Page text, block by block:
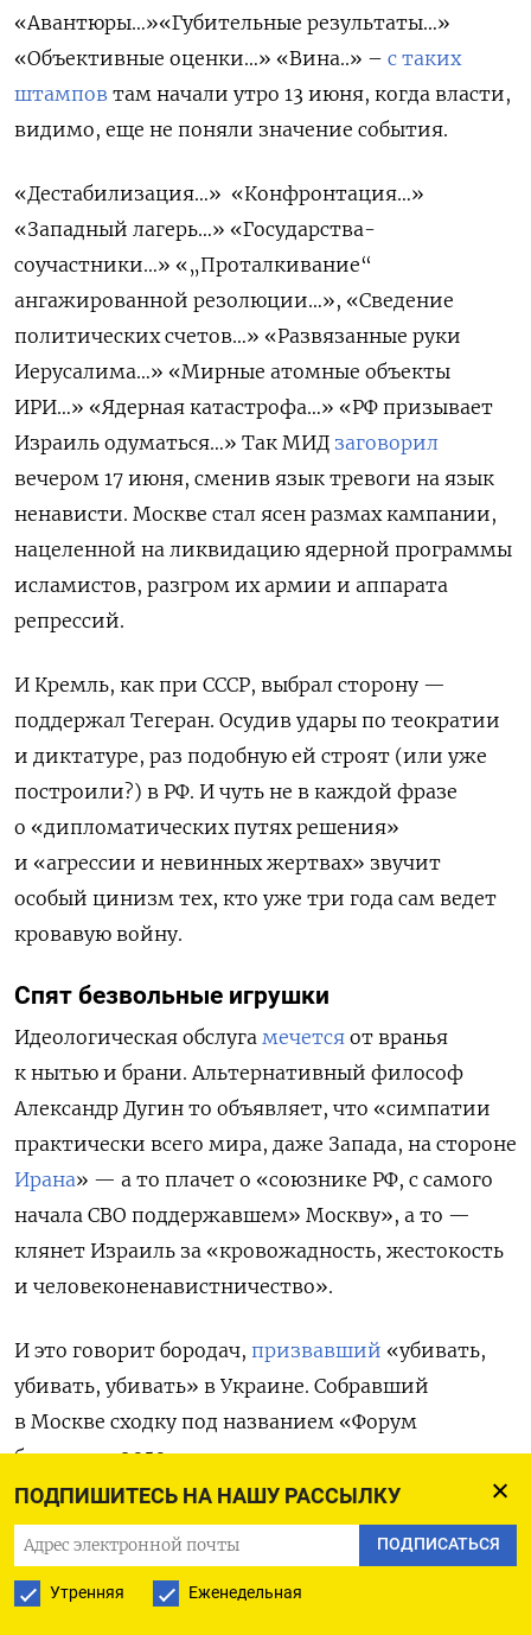
ПОДПИШИТЕСЬ НА НАШУ РАССЫЛКУ
ПОДПИСАТЬСЯ
Утренняя Еженедельная
«Авантюры…»«Губительные результаты…»
«Объективные оценки…» «Вина..» – с таких
штампов там начали утро 13 июня, когда власти,
видимо, еще не поняли значение события.
«Дестабилизация…» «Конфронтация…»
«Западный лагерь…» «Государства-
соучастники…» «„Проталкивание“
ангажированной резолюции…», «Сведение
политических счетов…» «Развязанные руки
Иерусалима…» «Мирные атомные объекты
ИРИ…» «Ядерная катастрофа…» «РФ призывает
Израиль одуматься…» Так МИД заговорил
вечером 17 июня, сменив язык тревоги на язык
ненависти. Москве стал ясен размах кампании,
нацеленной на ликвидацию ядерной программы
исламистов, разгром их армии и аппарата
репрессий.
И Кремль, как при СССР, выбрал сторону —
поддержал Тегеран. Осудив удары по теократии
и диктатуре, раз подобную ей строят (или уже
построили?) в РФ. И чуть не в каждой фразе
о «дипломатических путях решения»
и «агрессии и невинных жертвах» звучит
особый цинизм тех, кто уже три года сам ведет
кровавую войну.
Спят безвольные игрушки
Идеологическая обслуга мечется от вранья
к нытью и брани. Альтернативный философ
Александр Дугин то объявляет, что «симпатии
практически всего мира, даже Запада, на стороне
Ирана» — а то плачет о «союзнике РФ, с самого
начала СВО поддержавшем» Москву», а то —
клянет Израиль за «кровожадность, жестокость
и человеконенавистничество».
И это говорит бородач, призвавший «убивать,
убивать, убивать» в Украине. Собравший
в Москве сходку под названием «Форум
будущего-2050», с целью проектирования
«империи Россия». Не сам лично собравший,
но с помощью квазиинститута«Царьград»,
лженаучного и оттого особеннозаметного.
Объявленная задача —понять